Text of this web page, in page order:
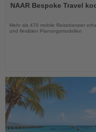
dieNAAR Bespoke Travel
Mehr als 470 mobile Reiseberater
und flexiblen Planungsmodellen